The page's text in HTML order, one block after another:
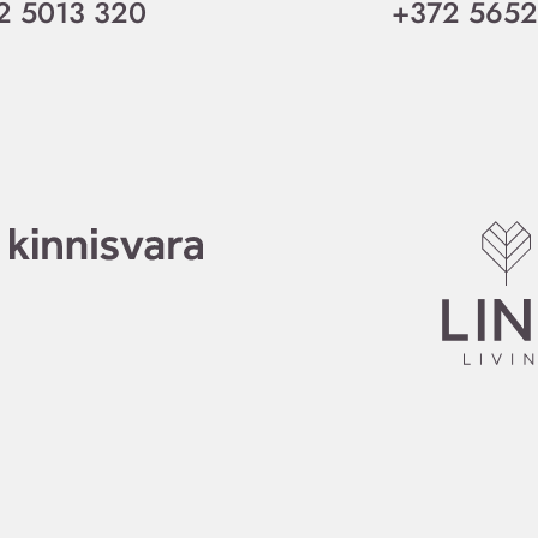
5013 320 +372